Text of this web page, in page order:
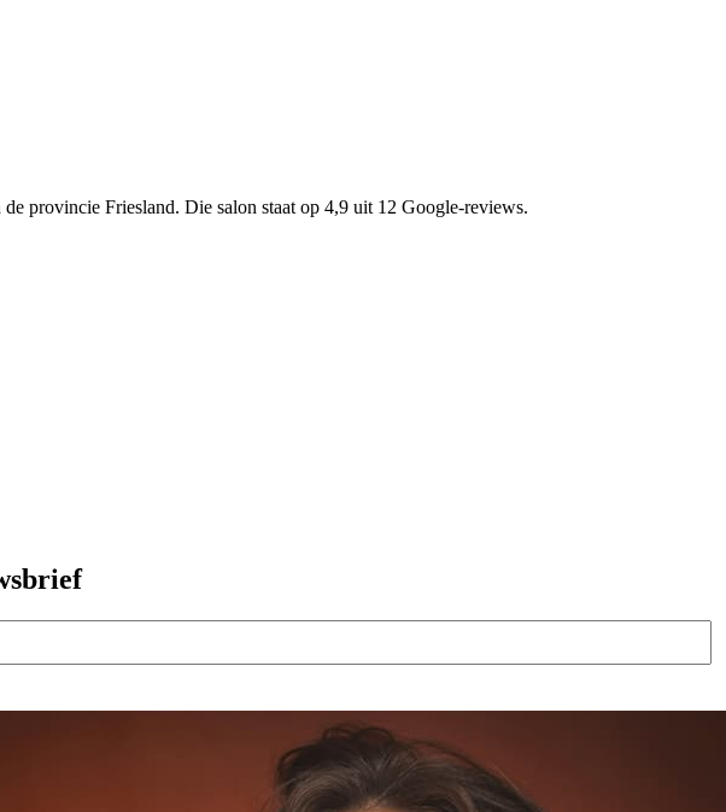
provincie Friesland. Die salon staat op 4,9 uit 12 Google-reviews.